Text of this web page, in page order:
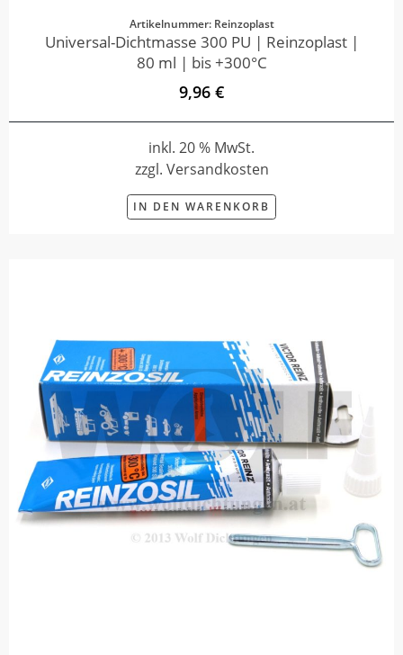
Artikelnummer: Reinzoplast
Universal-Dichtmasse 300 PU | Reinzoplast |
80 ml | bis +300°C
9,96 €
inkl. 20 % MwSt.
zzgl. Versandkosten
IN DEN WARENKORB